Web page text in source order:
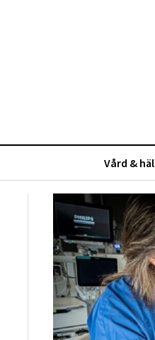
Vård &